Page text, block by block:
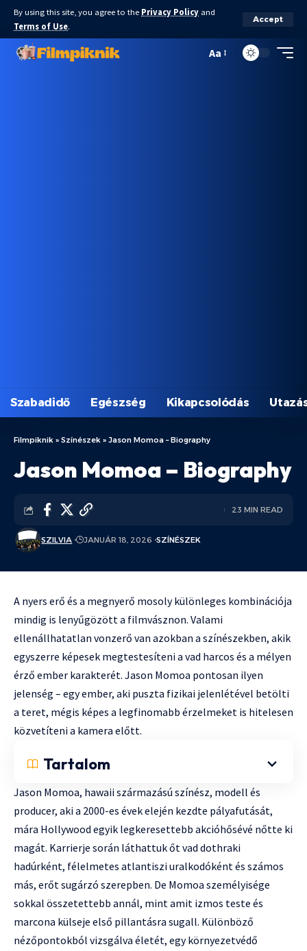
By using this site, you agree to the Privacy Policy and
Terms of Use.
Accept
Aa
Szabadidő Egészség Kikapcsolódás
Filmpiknik » Színészek » Jason Momoa – Biography
Jason Momoa – Biography
SZILVIA JANUÁR 18, 2026 SZÍNÉSZEK
23 MIN READ
A nyers erő és a megnyerő mosoly különleges kombinációja
mindig is lenyűgözött a filmvásznon. Valami
ellenállhatatlan vonzerő van azokban a színészekben, akik
egyszerre képesek megtestesíteni a vad harcos és a mélyen
érző ember karakterét. Jason Momoa pontosan ilyen
jelenség – egy ember, aki puszta fizikai jelenlétével betölti
a teret, mégis képes a legfinomabb érzelmeket is hitelesen
közvetíteni a kamera előtt.
Tartalom
Jason Momoa, hawaii származású színész, modell és
producer, aki a 2000-es évek elején kezdte pályafutását,
mára Hollywood egyik legkeresettebb akcióhősévé nőtte ki
magát. Karrierje során láthattuk őt vad dothraki
hadúrként, félelmetes atlantiszi uralkodóként és számos
más, erőt sugárzó szerepben. De Momoa személyisége
sokkal összetettebb annál, mint amit izmos teste és
marcona külseje első pillantásra sugall. Különböző
nézőpontokból vizsgálva életét, egy környezetvédő